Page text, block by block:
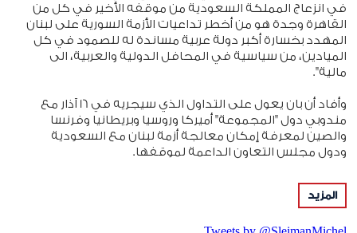
في انزعاج المملكة السعودية من موقفه الأخير في كل من
القاهرة وجدة هو من أخطر تداعيات الأزمة السورية على لبنان
المهدد بخسارة أكبر دولة عربية مساندة له للصمود في كل
الميادين، من سياسية في المحافل الدولية والعربية، الى
مالية".
وأفاد أن بان يعول على التداول الذي سيجريه في 16 آذار مع
مندوبي دول "المجموعة" أميركا وروسيا وبريطانيا وفرنسا
والصين لمعرفة إمكان معالجة أزمة لبنان مع السعودية
ودول مجلس التعاون الداعمة لموقفها.
وعلى صعيد آخر، يتضمن التقرير التحذير من خطورة بقاء
السلاح الموجود بيد منظمات غير القوات الشرعية، والذي في
المزيد